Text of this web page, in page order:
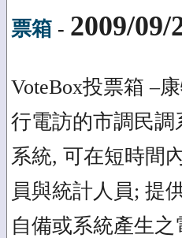
票箱 - 2009/09/
VoteBox投票箱 –
行電訪的市調民
系統, 可在短時間
員與統計人員; 提
自備或系統產生